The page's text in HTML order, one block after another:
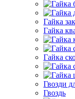
Гайка
Гайка
Гайка
Гвозди
Гвоздь